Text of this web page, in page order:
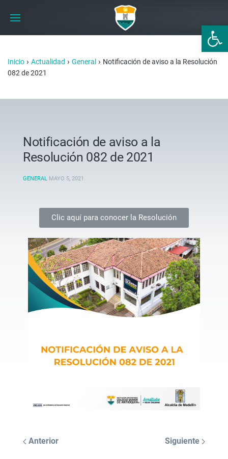
Abrir
Inicio › Actualidad › General › Notificación de aviso a la Resolución
082 de 2021
Notificación de aviso a la
Resolución 082 de 2021
GENERAL MAYO 5, 2021 .
Clic aquí para conocer la Resolución
Anterior Siguiente